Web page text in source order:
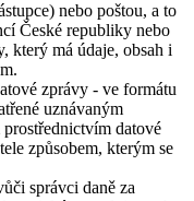
nebo poštou, a to
České republiky nebo
který má údaje, obsah i
zprávy - ve formátu
uznávaným
datové
způsobem, kterým se
správci daně za